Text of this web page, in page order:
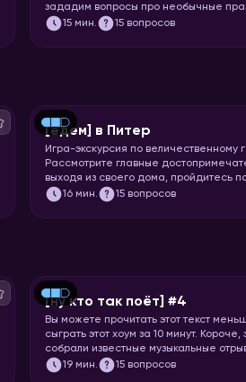
зададим вопросы про необычные
ваша задача отгадать название или
15 мин. 15 вопросов
[едем] в Питер
Игра-экскурсия по величественному
Рассмотрите главные
выходя из своего дома, пройдитесь
почувствуйте свежесть Финского
16 мин. 15 вопросов
[ну кто так поёт] #4
Вы можете прочитать этот текст
сыграть этот хоум за 10 минут.
собрали известные музыкальные
угадать исполнителя или группу.
19 мин. 15 вопросов